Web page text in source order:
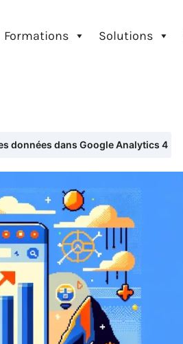
Formations Solutions
données dans Google Analytics 4